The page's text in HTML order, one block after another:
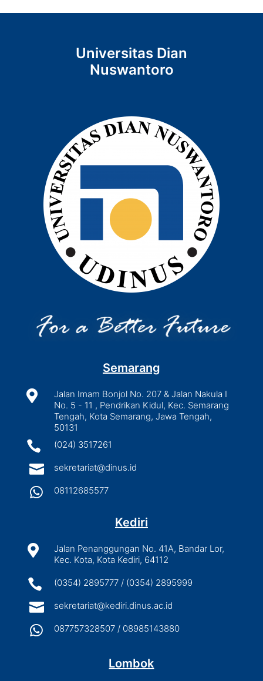
Universitas Dian
Nuswantoro
Semarang

Jalan Imam Bonjol No. 207 & Jalan Nakula I
No. 5 - 11 , Pendrikan Kidul, Kec. Semarang
Tengah, Kota Semarang, Jawa Tengah,
50131
 (024) 3517261
 sekretariat@dinus.id
 08112685577
Kediri

Jalan Penanggungan No. 41A, Bandar Lor,
Kec. Kota, Kota Kediri, 64112
 (0354) 2895777 / (0354) 2895999
 sekretariat@kediri.dinus.ac.id
 087757328507 / 08985143880
Lombok